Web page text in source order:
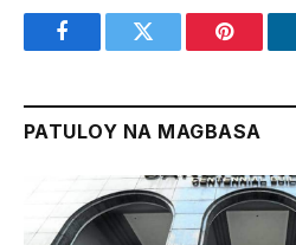
FacebookTwitter
PATULOY NA MAGBASA